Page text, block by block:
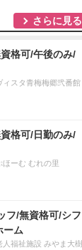
さらに見る
格可/午後のみ/
スタ青梅梅郷弐番館
格可/日勤のみ/
ーむ むれの里
フ/無資格可/シフ
ーム
福祉施設 みやま大樹